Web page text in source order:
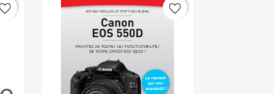
favorite_border